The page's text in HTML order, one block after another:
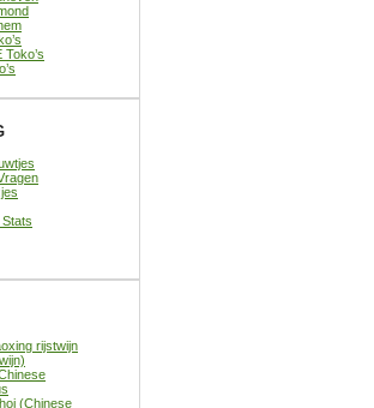
Toko’s
rijstwijn
(Chinese